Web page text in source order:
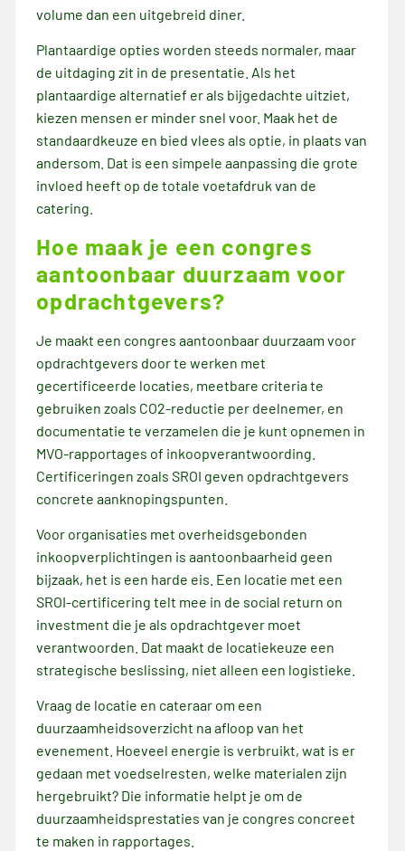
volume dan een uitgebreid diner.
Plantaardige opties worden steeds normaler, maar
de uitdaging zit in de presentatie. Als het
plantaardige alternatief er als bijgedachte uitziet,
kiezen mensen er minder snel voor. Maak het de
standaardkeuze en bied vlees als optie, in plaats van
andersom. Dat is een simpele aanpassing die grote
invloed heeft op de totale voetafdruk van de
catering.
Hoe maak je een congres
aantoonbaar duurzaam voor
opdrachtgevers?
Je maakt een congres aantoonbaar duurzaam voor
opdrachtgevers door te werken met
gecertificeerde locaties, meetbare criteria te
gebruiken zoals CO2-reductie per deelnemer, en
documentatie te verzamelen die je kunt opnemen in
MVO-rapportages of inkoopverantwoording.
Certificeringen zoals SROI geven opdrachtgevers
concrete aanknopingspunten.
Voor organisaties met overheidsgebonden
inkoopverplichtingen is aantoonbaarheid geen
bijzaak, het is een harde eis. Een locatie met een
SROI-certificering telt mee in de social return on
investment die je als opdrachtgever moet
verantwoorden. Dat maakt de locatiekeuze een
strategische beslissing, niet alleen een logistieke.
Vraag de locatie en cateraar om een
duurzaamheidsoverzicht na afloop van het
evenement. Hoeveel energie is verbruikt, wat is er
gedaan met voedselresten, welke materialen zijn
hergebruikt? Die informatie helpt je om de
duurzaamheidsprestaties van je congres concreet
te maken in rapportages.